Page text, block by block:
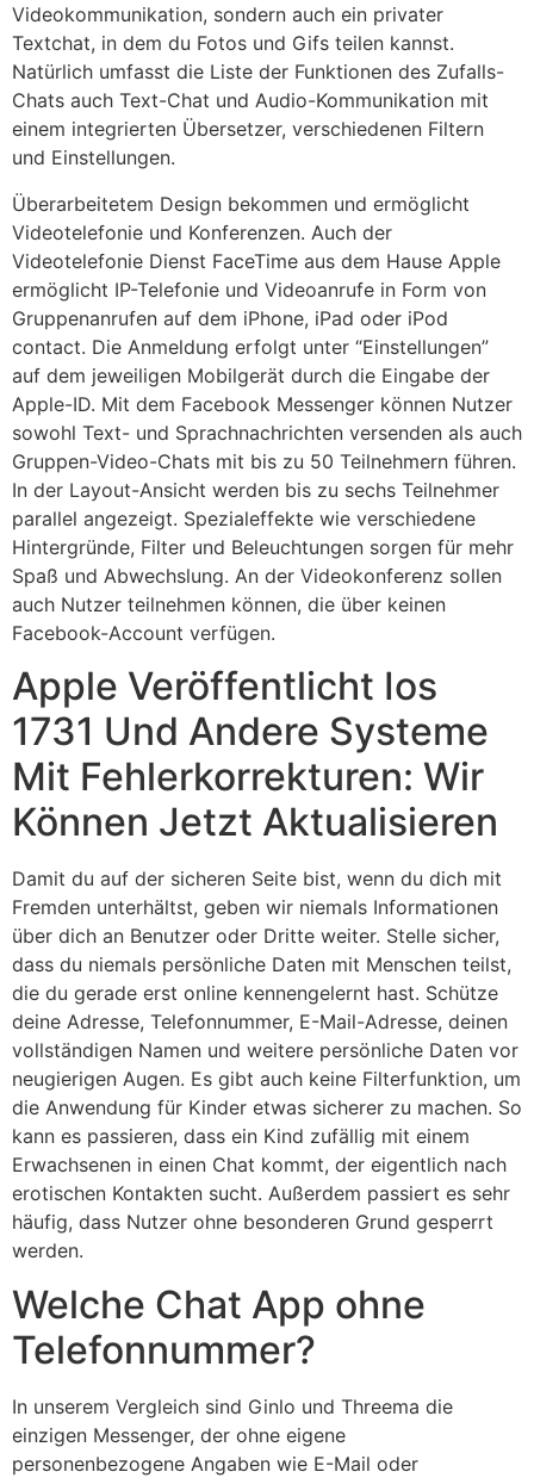
Videokommunikation, sondern auch ein privater
Textchat, in dem du Fotos und Gifs teilen kannst.
Natürlich umfasst die Liste der Funktionen des Zufalls-
Chats auch Text-Chat und Audio-Kommunikation mit
einem integrierten Übersetzer, verschiedenen Filtern
und Einstellungen.
Überarbeitetem Design bekommen und ermöglicht
Videotelefonie und Konferenzen. Auch der
Videotelefonie Dienst FaceTime aus dem Hause Apple
ermöglicht IP-Telefonie und Videoanrufe in Form von
Gruppenanrufen auf dem iPhone, iPad oder iPod
contact. Die Anmeldung erfolgt unter “Einstellungen”
auf dem jeweiligen Mobilgerät durch die Eingabe der
Apple-ID. Mit dem Facebook Messenger können Nutzer
sowohl Text- und Sprachnachrichten versenden als auch
Gruppen-Video-Chats mit bis zu 50 Teilnehmern führen.
In der Layout-Ansicht werden bis zu sechs Teilnehmer
parallel angezeigt. Spezialeffekte wie verschiedene
Hintergründe, Filter und Beleuchtungen sorgen für mehr
Spaß und Abwechslung. An der Videokonferenz sollen
auch Nutzer teilnehmen können, die über keinen
Facebook-Account verfügen.
Apple Veröffentlicht Ios
1731 Und Andere Systeme
Mit Fehlerkorrekturen: Wir
Können Jetzt Aktualisieren
Damit du auf der sicheren Seite bist, wenn du dich mit
Fremden unterhältst, geben wir niemals Informationen
über dich an Benutzer oder Dritte weiter. Stelle sicher,
dass du niemals persönliche Daten mit Menschen teilst,
die du gerade erst online kennengelernt hast. Schütze
deine Adresse, Telefonnummer, E-Mail-Adresse, deinen
vollständigen Namen und weitere persönliche Daten vor
neugierigen Augen. Es gibt auch keine Filterfunktion, um
die Anwendung für Kinder etwas sicherer zu machen. So
kann es passieren, dass ein Kind zufällig mit einem
Erwachsenen in einen Chat kommt, der eigentlich nach
erotischen Kontakten sucht. Außerdem passiert es sehr
häufig, dass Nutzer ohne besonderen Grund gesperrt
werden.
Welche Chat App ohne
Telefonnummer?
In unserem Vergleich sind Ginlo und Threema die
einzigen Messenger, der ohne eigene
personenbezogene Angaben wie E-Mail oder